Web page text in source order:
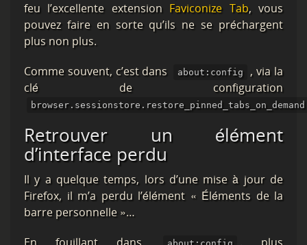
feu l’excellente extension Faviconize Tab, vous
pouvez faire en sorte qu’ils ne se préchargent
plus non plus.
Comme souvent, c’est dans
about:config
, via la
clé de configuration
browser.sessionstore.restore_pinned_tabs_on_demand
Retrouver un élément
d’interface perdu
Il y a quelque temps, lors d’une mise à jour de
Firefox, il m’a perdu l’élément « Éléments de la
barre personnelle »…